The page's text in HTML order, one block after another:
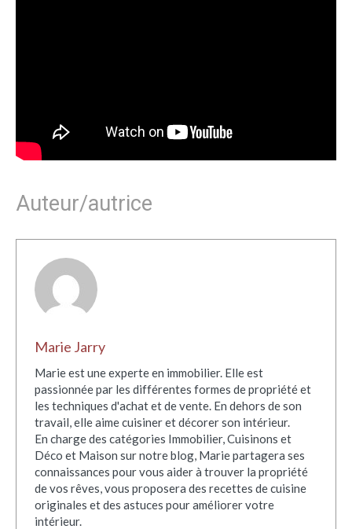
Auteur/autrice
Marie Jarry
Marie est une experte en immobilier. Elle est
passionnée par les différentes formes de propriété et
les techniques d'achat et de vente. En dehors de son
travail, elle aime cuisiner et décorer son intérieur.
En charge des catégories Immobilier, Cuisinons et
Déco et Maison sur notre blog, Marie partagera ses
connaissances pour vous aider à trouver la propriété
de vos rêves, vous proposera des recettes de cuisine
originales et des astuces pour améliorer votre
intérieur.